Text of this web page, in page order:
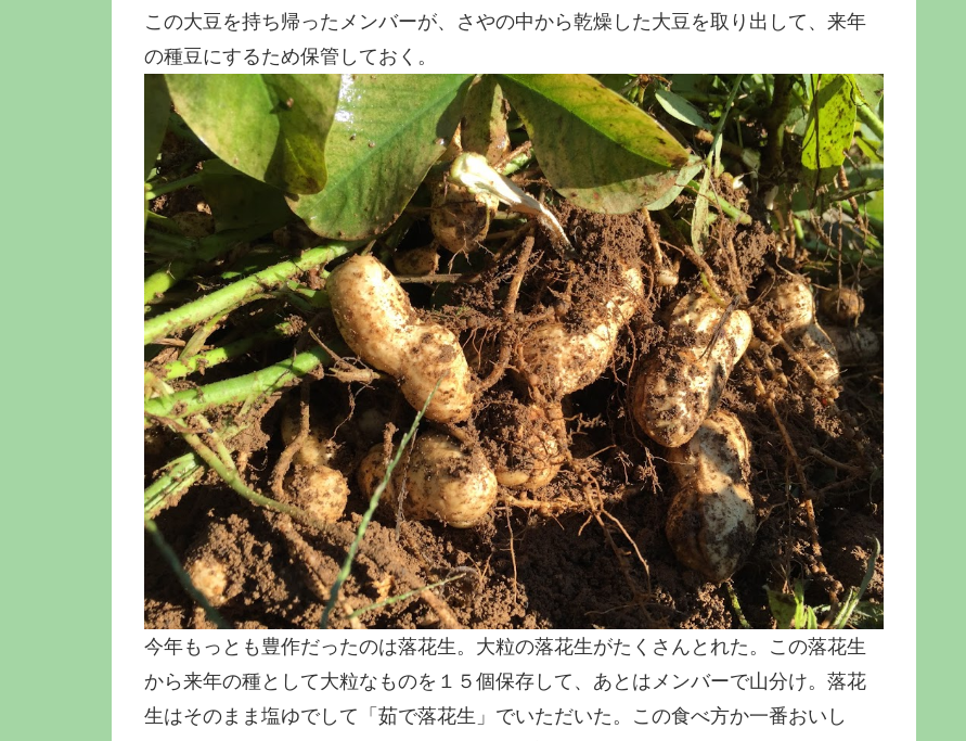
この大豆を持ち帰ったメンバーが、さやの中から乾燥した大豆を取り出して、来年
の種豆にするため保管しておく。
今年もっとも豊作だったのは落花生。大粒の落花生がたくさんとれた。この落花生
から来年の種として大粒なものを１５個保存して、あとはメンバーで山分け。落花
生はそのまま塩ゆでして「茹で落花生」でいただいた。この食べ方か一番おいし